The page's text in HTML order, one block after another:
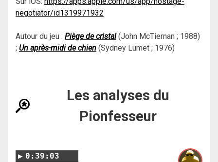
negotiator/id1319971932
Autour du jeu : Piège de cristal(John McTiernan ; 1988)
; Un après-midi de chien (Sydney Lumet ; 1976)
Les analyses du
Pionfesseur
0:39:03